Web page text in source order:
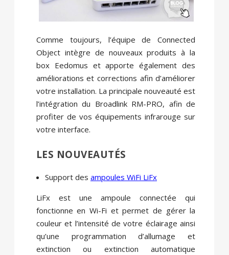
Comme toujours, l’équipe de Connected
Object intègre de nouveaux produits à la
box Eedomus et apporte également des
améliorations et corrections afin d’améliorer
votre installation. La principale nouveauté est
l’intégration du Broadlink RM-PRO, afin de
profiter de vos équipements infrarouge sur
votre interface.
LES NOUVEAUTÉS
Support des ampoules WiFi LiFx
LiFx est une ampoule connectée qui
fonctionne en Wi-Fi et permet de gérer la
couleur et l’intensité de votre éclairage ainsi
qu’une programmation d’allumage et
extinction ou extinction automatique